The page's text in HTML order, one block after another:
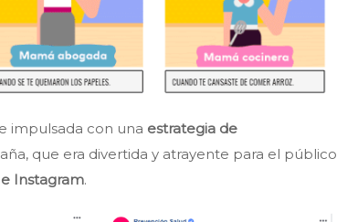
impulsada con una estrategia de
que era divertida y atrayente para el público
Instagram.